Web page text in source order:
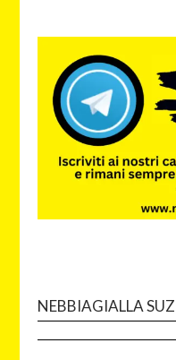
NEBBIAGIALLA